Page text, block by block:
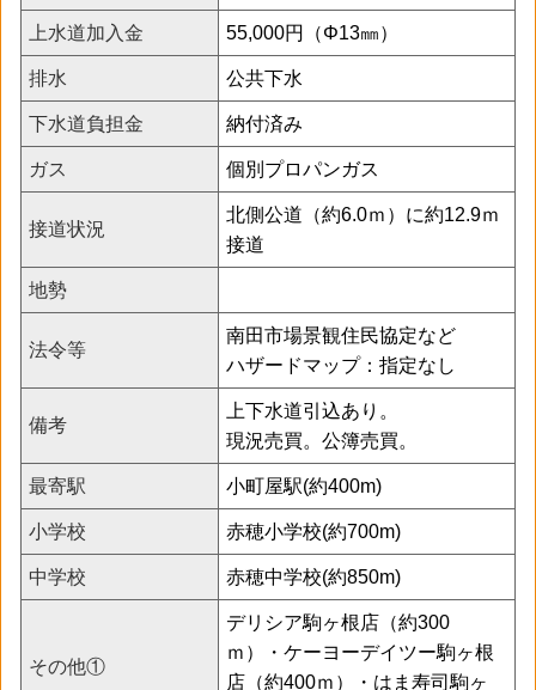
上水道加入金 55,000円（Φ13㎜）
排水 公共下水
下水道負担金 納付済み
ガス 個別プロパンガス
接道状況
北側公道（約6.0ｍ）に約12.9ｍ
接道
地勢
法令等
南田市場景観住民協定など
ハザードマップ：指定なし
備考
上下水道引込あり。
現況売買。公簿売買。
最寄駅 小町屋駅(約400m)
小学校 赤穂小学校(約700m)
中学校 赤穂中学校(約850m)
その他①
デリシア駒ヶ根店（約300
ｍ）・ケーヨーデイツー駒ヶ根
店（約400ｍ）・はま寿司駒ヶ